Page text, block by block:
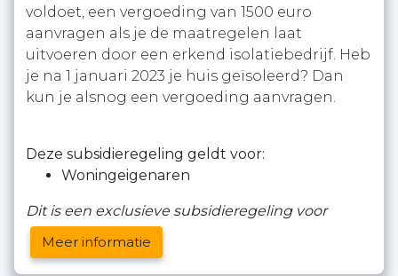
voldoet, een vergoeding van 1500 euro
aanvragen als je de maatregelen laat
uitvoeren door een erkend isolatiebedrijf. Heb
je na 1 januari 2023 je huis geïsoleerd? Dan
kun je alsnog een vergoeding aanvragen.
Deze subsidieregeling geldt voor:
Woningeigenaren
Dit is een exclusieve subsidieregeling voor
Meer informatie